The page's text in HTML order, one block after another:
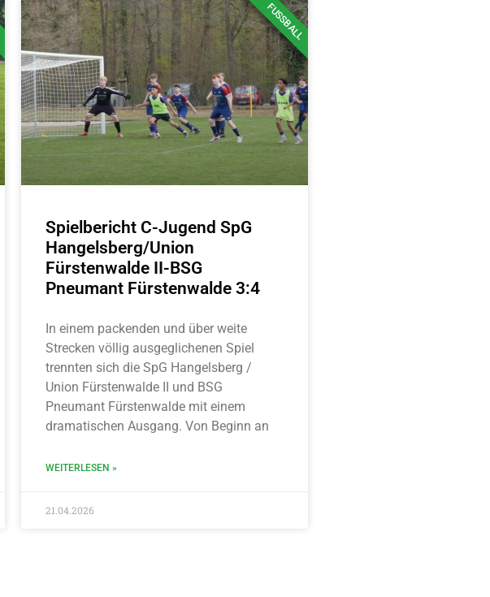
FUSSBALL
Spielbericht C-Jugend SpG
Hangelsberg/Union
Fürstenwalde II-BSG
Pneumant Fürstenwalde 3:4
In einem packenden und über weite
Strecken völlig ausgeglichenen Spiel
trennten sich die SpG Hangelsberg /
Union Fürstenwalde II und BSG
Pneumant Fürstenwalde mit einem
dramatischen Ausgang. Von Beginn an
WEITERLESEN »
21.04.2026